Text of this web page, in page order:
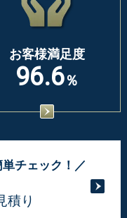
お客様満足度
96.6％
チェック！／
積り